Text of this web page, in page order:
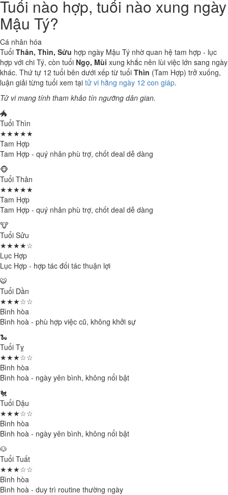
Tuổi nào hợp, tuổi nào xung ngày
Mậu Tý?
Cá nhân hóa
Tuổi Thân, Thìn, Sửu hợp ngày Mậu Tý nhờ quan hệ tam hợp - lục
hợp với chi Tý, còn tuổi Ngọ, Mùi xung khắc nên lùi việc lớn sang ngày
khác. Thứ tự 12 tuổi bên dưới xếp từ tuổi Thìn (Tam Hợp) trở xuống,
luận giải từng tuổi xem tại tử vi hằng ngày 12 con giáp.
Tử vi mang tính tham khảo tín ngưỡng dân gian.
🐲
Tuổi Thìn
★★★★★
Tam Hợp
Tam Hợp - quý nhân phù trợ, chốt deal dễ dàng
🐵
Tuổi Thân
★★★★★
Tam Hợp
Tam Hợp - quý nhân phù trợ, chốt deal dễ dàng
🐮
Tuổi Sửu
★★★★☆
Lục Hợp
Lục Hợp - hợp tác đối tác thuận lợi
🐯
Tuổi Dần
★★★☆☆
Bình hòa
Bình hoà - phù hợp việc cũ, không khởi sự
🐍
Tuổi Tỵ
★★★☆☆
Bình hòa
Bình hoà - ngày yên bình, không nổi bật
🐔
Tuổi Dậu
★★★☆☆
Bình hòa
Bình hoà - ngày yên bình, không nổi bật
🐶
Tuổi Tuất
★★★☆☆
Bình hòa
Bình hoà - duy trì routine thường ngày